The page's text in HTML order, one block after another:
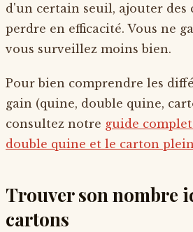
d'un certain seuil, ajouter des
perdre en efficacité. Vous ne
vous surveillez moins bien.
Pour bien comprendre les
gain (quine, double quine,
consultez notre guide
double quine et le carton plein
Trouver son nombre
cartons